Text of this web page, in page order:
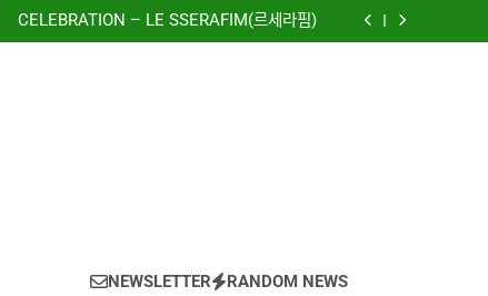
OpenRouter Free Models & Telegram
Integration
虹 – 菅田将暉
OpenRouter Free Models & Telegram
NEWSLETTER RANDOM NEWS